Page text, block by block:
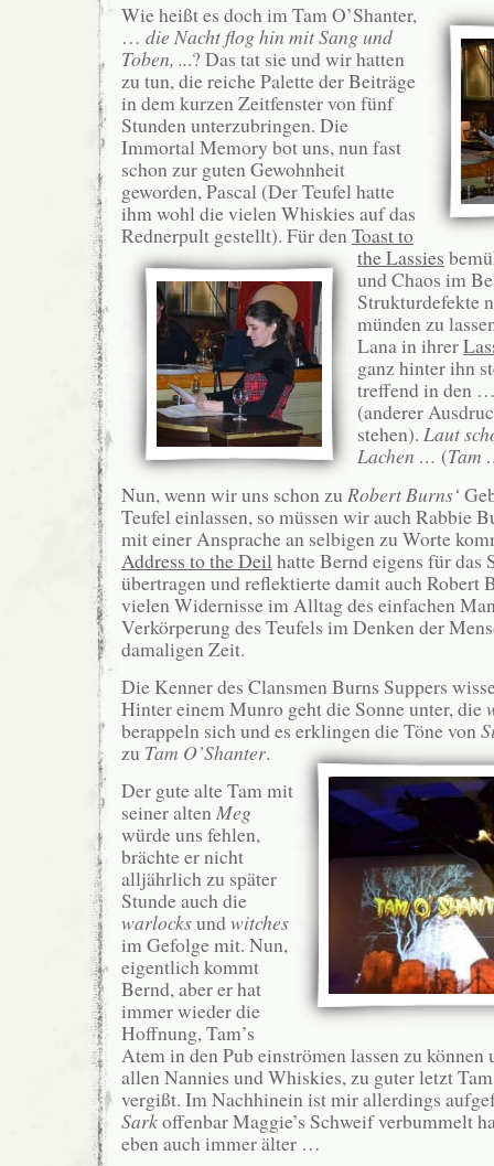
Wie heißt es doch im Tam O’Shanter,
… die Nacht flog hin mit Sang und
Toben, ...? Das tat sie und wir hatten
zu tun, die reiche Palette der Beiträge
in dem kurzen Zeitfenster von fünf
Stunden unterzubringen. Die
Immortal Memory bot uns, nun fast
schon zur guten Gewohnheit
geworden, Pascal (Der Teufel hatte
ihm wohl die vielen Whiskies auf das
Rednerpult gestellt). Für denToast to
the Lassies
und Chaos im
Strukturdefekte
münden zu
Lana in ihrer
ganz hinter ihn
treffend in den
(anderer
stehen). Laut
Lachen … (Tam
Nun, wenn wir uns schon zu Robert Burns‘
Teufel einlassen, so müssen wir auch Rabbie
mit einer Ansprache an selbigen zu Worte
Address to the Deil hatte Bernd eigens für das
übertragen und reflektierte damit auch Robert
vielen Widernisse im Alltag des einfachen
Verkörperung des Teufels im Denken der
damaligen Zeit.
Die Kenner des Clansmen Burns Suppers
Hinter einem Munro geht die Sonne unter, die
berappeln sich und es erklingen die Töne von
zu Tam O’Shanter.
Der gute alte Tam mit
seiner altenMeg
würde uns fehlen,
brächte er nicht
alljährlich zu später
Stunde auch die
warlocksundwitches
im Gefolge mit. Nun,
eigentlich kommt
Bernd, aber er hat
immer wieder die
Hoffnung, Tam’s
Atem in den Pub einströmen lassen zu können
allen Nannies und Whiskies, zu guter letzt
vergißt. Im Nachhinein ist mir allerdings
Sarkoffenbar Maggie’s Schweif verbummelt
eben auch immer älter …